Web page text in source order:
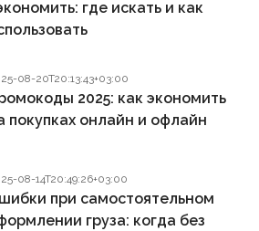
где искать и как
08-20T20:13:43+03:00
2025: как экономить
покупках онлайн и офлайн
08-14T20:49:26+03:00
при самостоятельном
груза: когда без